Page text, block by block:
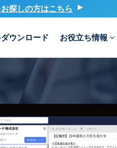
お探しの方はこちら
ウンロード お役立ち情報